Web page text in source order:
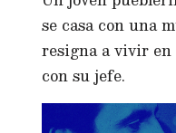
se casa con una
resigna a vivir en
con su jefe.